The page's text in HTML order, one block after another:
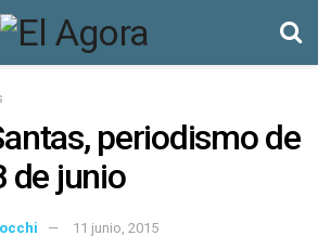
periodismo de
de junio
11 junio, 2015